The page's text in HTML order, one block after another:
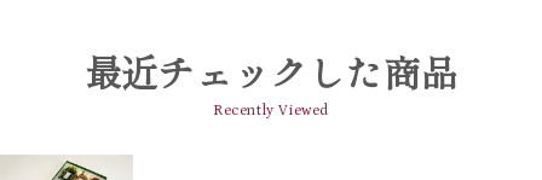
最近チェックした商品
Recently Viewed